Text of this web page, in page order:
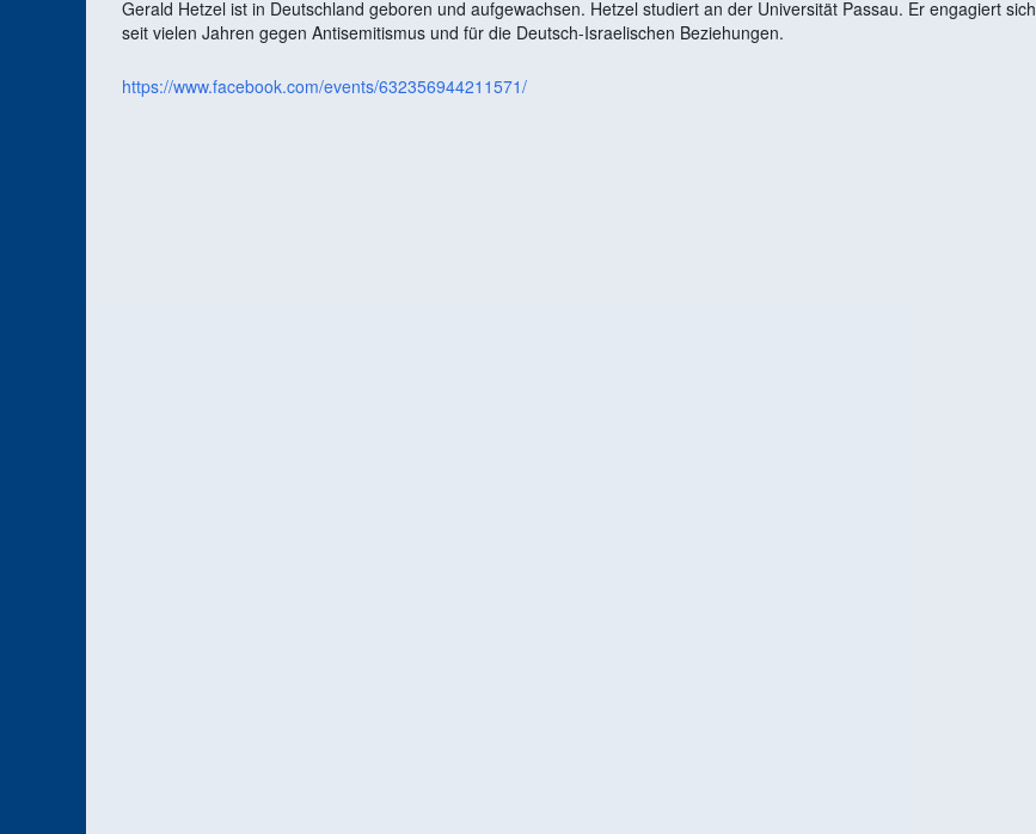
Gerald Hetzel ist in Deutschland geboren und aufgewachsen. Hetzel studiert an der Universität Passau. Er engagiert sich
seit vielen Jahren gegen Antisemitismus und für die Deutsch-Israelischen Beziehungen.
https://www.facebook.com/events/632356944211571/